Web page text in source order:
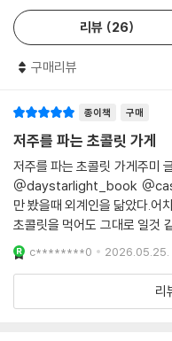
만약 저주를 파는 초콜릿 가게
싶나요? 저는 조금 으스스하
도 해 보았으면 좋겠고요. 하지
과를 맞을 수 있다는 것도 자
--- p.104
어린이 여러분, 감정은 여러분
지 말고 '저주를 파는 초콜릿
달콤한 초콜릿을 먹으러 초콜
--- p.104
히 겪곤 하는 오해와 편견, 갈
게 해소하는 방법을 전하는 초
'진실한 사과의 눈물'이라는
르쳐 준다.
리뷰 26
구매리뷰
종이책 구매
저주를 파는 초콜릿 가게
저주를 파는 초콜릿 가게주미 글 @writerbookjumi 무디 그림 데이스
@daystarlight_book
만 봤을때 외계인을 닮았다.어
초콜릿을 먹어도 그대로 일것
습니까?"달콤한 초콜릿 냄새에
의 질투와 미움, 열등감을 저
c********0 2026.05.25.
리